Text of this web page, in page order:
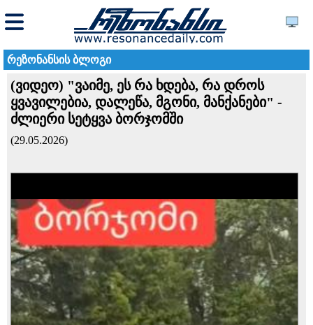
რეზონანსის ბლოგი
(ვიდეო) "ვაიმე, ეს რა ხდება, რა დროს
ყვავილებია, დალეწა, მგონი, მანქანები" -
ძლიერი სეტყვა ბორჯომში
(29.05.2026)